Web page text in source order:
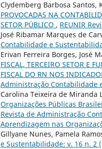
Clydemberg Barbosa Santos,
PROVOCADAS NA
SETOR PÚBLICO , REUNIR
José Ribamar Marques de
Contabilidade e
Erivan Ferreira Borges, José
FISCAL, TERCEIRO SETOR E
FISCAL DO RN NOS
Administração Contabilidade
Carolina Teixeira de Miranda
Organizações Públicas
Revista de Administração
Aprendizagem nas
Gillyane Nunes, Pamela
e Sustentabilidade: v. 16 n. 2